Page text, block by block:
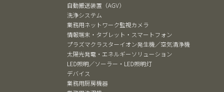
自動搬送装置（AGV）
洗浄システム
業務用ネットワーク監視カメラ
情報端末・タブレット・スマートフォン
プラズマクラスターイオン発生機／空気清浄機
太陽光発電・エネルギーソリューション
LED照明／ソーラー・LED照明灯
デバイス
業務用厨房機器